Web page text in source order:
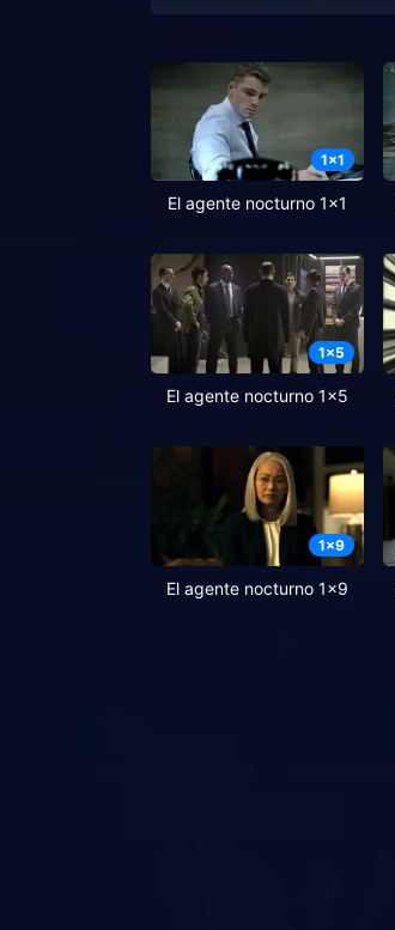
1x1
El agente nocturno 1x1
1x5
El agente nocturno 1x5
1x9
El agente nocturno 1x9